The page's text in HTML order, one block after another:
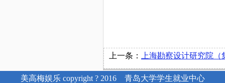
上一条： 上海勘察设计研究院（集团）有限公司青岛分
美高梅娱乐 copyright ? 2016 青岛大学学生就业中心